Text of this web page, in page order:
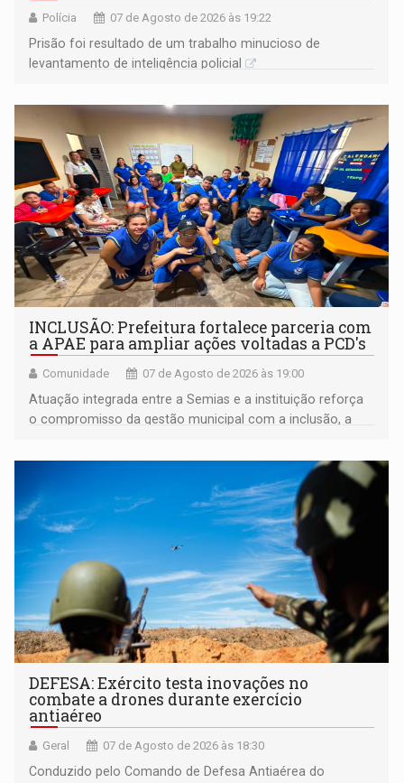
Polícia 07 de Agosto de 2026 às 19:22
Prisão foi resultado de um trabalho minucioso de
levantamento de inteligência policial
INCLUSÃO: Prefeitura fortalece parceria com
a APAE para ampliar ações voltadas a PCD's
Comunidade 07 de Agosto de 2026 às 19:00
Atuação integrada entre a Semias e a instituição reforça
o compromisso da gestão municipal com a inclusão, a
DEFESA: Exército testa inovações no
combate a drones durante exercício
antiaéreo
Geral 07 de Agosto de 2026 às 18:30
Conduzido pelo Comando de Defesa Antiaérea do